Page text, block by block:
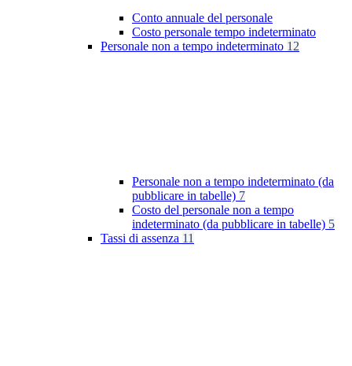
Conto annuale del personale
Costo personale tempo indeterminato
Personale non a tempo indeterminato 12
Personale non a tempo indeterminato (da
pubblicare in tabelle) 7
Costo del personale non a tempo
indeterminato (da pubblicare in tabelle) 5
Tassi di assenza 11